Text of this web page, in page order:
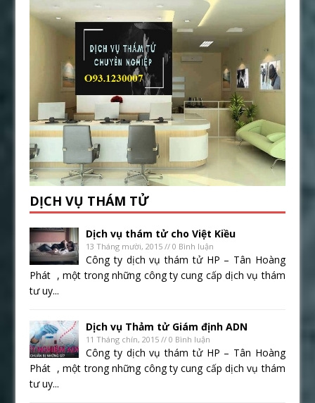
DỊCH VỤ THÁM TỬ
Dịch vụ thám tử cho Việt Kiều
13 Tháng mười, 2015 // 0 Bình luận
Công ty dịch vụ thám tử HP – Tân Hoàng
Phát , một trong những công ty cung cấp dịch vụ thám
tư uy...
Dịch vụ Thảm tử Giám định ADN
11 Tháng chín, 2015 // 0 Bình luận
Công ty dịch vụ thám tử HP – Tân Hoàng
Phát , một trong những công ty cung cấp dịch vụ thám
tư uy...